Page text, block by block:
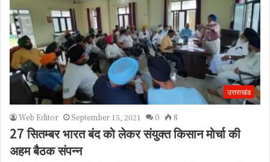
उत्तराखंड
Web Editor September 15, 2021 0 8
27 सितम्बर भारत बंद को लेकर संयुक्त किसान मोर्चा की
अहम बैठक संपन्न